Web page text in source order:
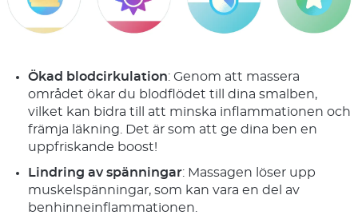
Ökad blodcirkulation: Genom att massera
området ökar du blodflödet till dina smalben,
vilket kan bidra till att minska inflammationen och
främja läkning. Det är som att ge dina ben en
uppfriskande boost!
Lindring av spänningar: Massagen löser upp
muskelspänningar, som kan vara en del av
benhinneinflammationen.